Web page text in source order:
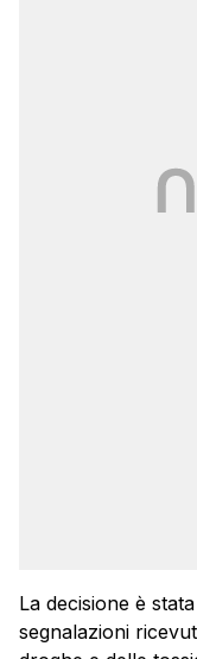
La decisione è
segnalazioni